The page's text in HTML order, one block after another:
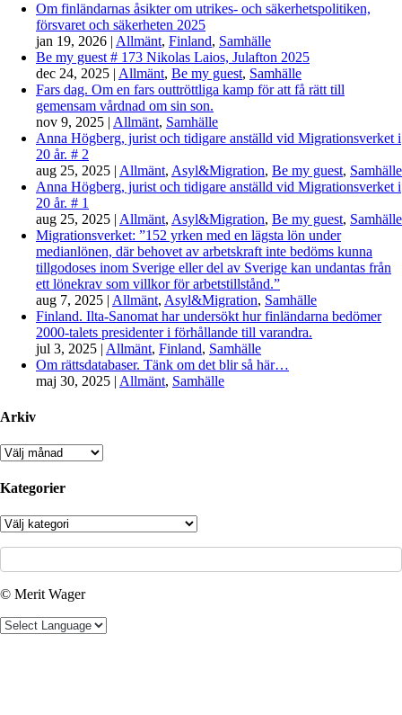
Om finländarnas åsikter om utrikes- och säkerhetspolitiken,
försvaret och säkerheten 2025
jan 19, 2026 | Allmänt, Finland, Samhälle
Be my guest # 173 Nikolas Laios, Julafton 2025
dec 24, 2025 | Allmänt, Be my guest, Samhälle
Fars dag. Om en fars outtröttliga kamp för att få rätt till
gemensam vårdnad om sin son.
nov 9, 2025 | Allmänt, Samhälle
Anna Högberg, jurist och tidigare anställd vid Migrationsverket i
20 år. # 2
aug 25, 2025 | Allmänt, Asyl&Migration, Be my guest, Samhälle
Anna Högberg, jurist och tidigare anställd vid Migrationsverket i
20 år. # 1
aug 25, 2025 | Allmänt, Asyl&Migration, Be my guest, Samhälle
Migrationsverket: ”152 yrken med en lägsta lön under
medianlönen, där behovet av arbetskraft inte bedöms kunna
tillgodoses inom Sverige eller del av Sverige kan undantas från
ett lönekrav som villkor för arbetstillstånd.”
aug 7, 2025 | Allmänt, Asyl&Migration, Samhälle
Finland. Ilta-Sanomat har undersökt hur finländarna bedömer
2000-talets presidenter i förhållande till varandra.
jul 3, 2025 | Allmänt, Finland, Samhälle
Om rättsdatabaser. Tänk om det blir så här…
maj 30, 2025 | Allmänt, Samhälle
Arkiv
Arkiv
Kategorier
Kategorier
© Merit Wager